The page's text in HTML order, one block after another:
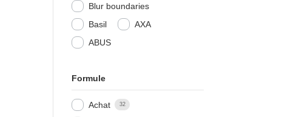
Blur boundaries
Basil
AXA
ABUS
Formule
Achat 32